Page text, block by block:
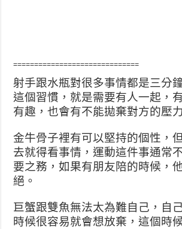
==============================
射手跟水瓶對很多事情都是三分
這個習慣，就是需要有人一起，
有趣，也會有不能拋棄對方的壓
金牛骨子裡有可以堅持的個性，
去就得看事情，運動這件事通常
要之務，如果有朋友陪的時候，
絕。
巨蟹跟雙魚無法太為難自己，自
時候很容易就會想放棄，這個時